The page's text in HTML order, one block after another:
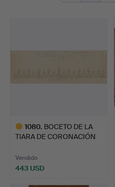
1080. BOCETO DE LA
TIARA DE CORONACIÓN
Vendido
443 USD